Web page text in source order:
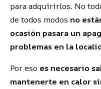
para adquirirlos. No
de todos modos no
ocasión pasara un
problemas en la
Por eso es necesario
mantenerte en calor